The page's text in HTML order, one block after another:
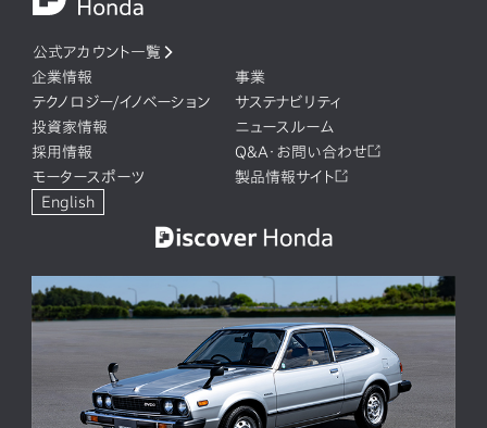
公式アカウント一覧
企業情報
事業
テクノロジー/イノベーション
サステナビリティ
投資家情報
ニュースルーム
採用情報
Q&A・お問い合わせ
モータースポーツ
製品情報サイト
English